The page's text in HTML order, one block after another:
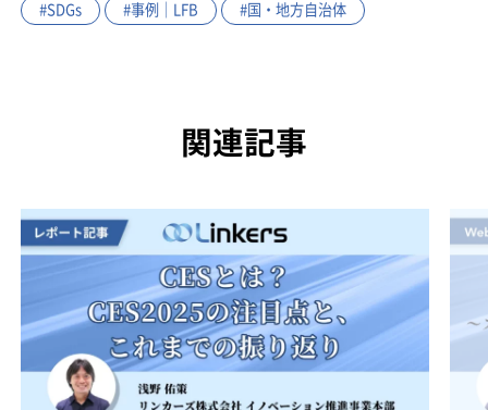
#SDGs #事例｜LFB #国・地方自治体
関連記事